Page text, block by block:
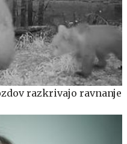
razkrivajo ravnanje